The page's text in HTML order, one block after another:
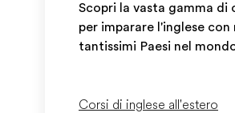
Scopri la vasta gamma di
per imparare l'inglese con
tantissimi Paesi nel
Corsi di inglese all'estero